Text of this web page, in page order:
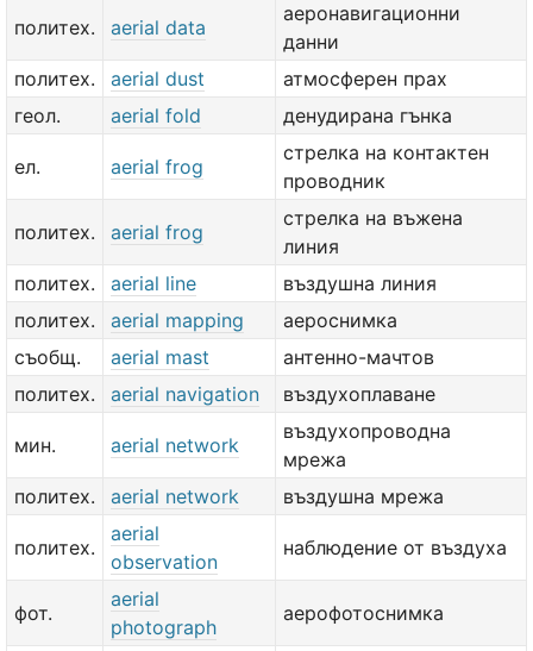
политех. aerial data
аеронавигационни
данни
политех.
aerial dust
атмосферен прах
геол.
aerial fold денудирана гънка
ел. aerial frog
стрелка на контактен
проводник
политех. aerial frog
стрелка на въжена
линия
политех.
aerial line
въздушна линия
политех.
aerial mapping
аероснимка
съобщ.
aerial mast
антенно-мачтов
политех.
aerial navigation въздухоплаване
мин. aerial network
въздухопроводна
мрежа
политех.
aerial network въздушна мрежа
политех.
aerial
observation
наблюдение от въздуха
фот.
aerial
photograph
аерофотоснимка